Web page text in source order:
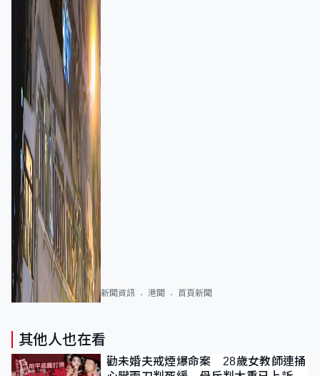
新聞資訊 港聞 首頁新聞
其他人也在看
勸未婚夫戒煙爆命案 28歲女教師連捅